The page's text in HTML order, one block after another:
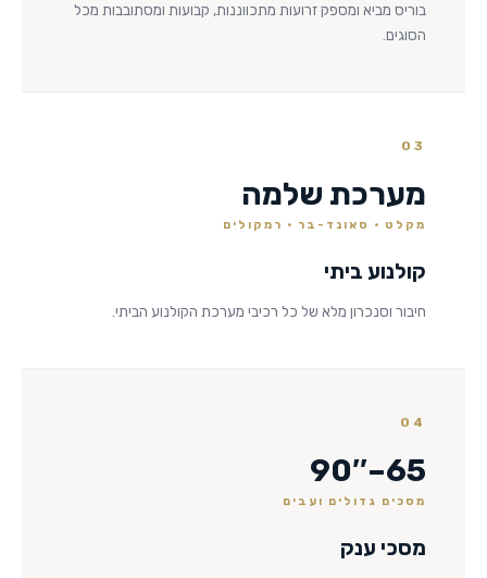
בוריס מביא ומספק זרועות מתכווננות, קבועות ומסתובבות מכל
הסוגים.
03
מערכת שלמה
מקלט · סאונד-בר · רמקולים
קולנוע ביתי
חיבור וסנכרון מלא של כל רכיבי מערכת הקולנוע הביתי.
04
65–90″
מסכים גדולים ועבים
מסכי ענק